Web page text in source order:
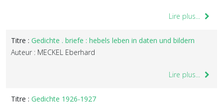
Lire plus...
Titre : Gedichte . briefe : hebels leben in daten und bildern
Auteur : MECKEL Eberhard
Lire plus...
Titre : Gedichte 1926-1927